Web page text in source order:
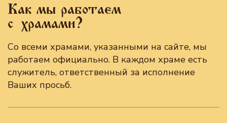
Как мы работаем
с храмами?
Со всеми храмами, указанными на сайте, мы
работаем официально. В каждом храме есть
служитель, ответственный за исполнение
Ваших просьб.